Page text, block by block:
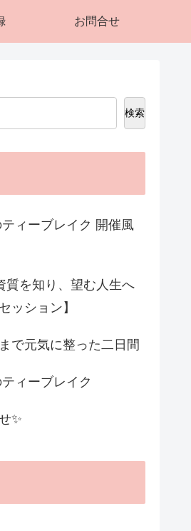
お問合せ
検索
ィーブレイク 開催風
質を知り、望む人生へ
ッション】
で元気に整った二日間
ィーブレイク
✨